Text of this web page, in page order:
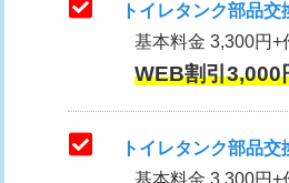
トイレタンク部品
基本料金 3,300円
WEB割引
トイレタンク部品